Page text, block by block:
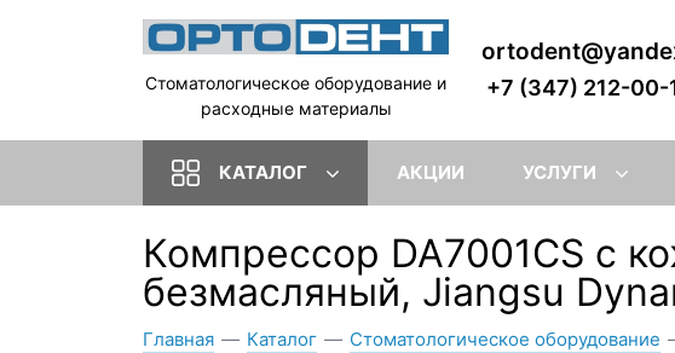
Стоматологическое оборудование и
расходные материалы
+7 (347) 212-00-
КАТАЛОГ АКЦИИ УСЛУГИ
Компрессор DA7001CS с
безмасляный, Jiangsu
Главная — Каталог — Стоматологическое оборудование